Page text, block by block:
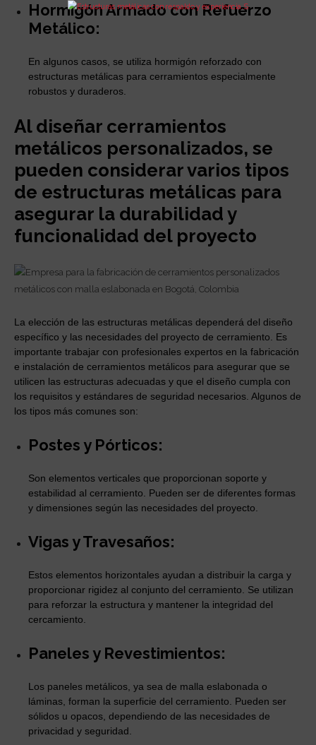
Hormigón Armado con Refuerzo
Metálico:
En algunos casos, se utiliza hormigón reforzado con
estructuras metálicas para cerramientos especialmente
robustos y duraderos.
Al diseñar cerramientos
metálicos personalizados, se
pueden considerar varios tipos
de estructuras metálicas para
asegurar la durabilidad y
funcionalidad del proyecto
La elección de las estructuras metálicas dependerá del diseño
específico y las necesidades del proyecto de cerramiento. Es
importante trabajar con profesionales expertos en la fabricación
e instalación de cerramientos metálicos para asegurar que se
utilicen las estructuras adecuadas y que el diseño cumpla con
los requisitos y estándares de seguridad necesarios. Algunos de
los tipos más comunes son:
Postes y Pórticos:
Son elementos verticales que proporcionan soporte y
estabilidad al cerramiento. Pueden ser de diferentes formas
y dimensiones según las necesidades del proyecto.
Vigas y Travesaños:
Estos elementos horizontales ayudan a distribuir la carga y
proporcionar rigidez al conjunto del cerramiento. Se utilizan
para reforzar la estructura y mantener la integridad del
cercamiento.
Paneles y Revestimientos:
Los paneles metálicos, ya sea de malla eslabonada o
láminas, forman la superficie del cerramiento. Pueden ser
sólidos u opacos, dependiendo de las necesidades de
privacidad y seguridad.